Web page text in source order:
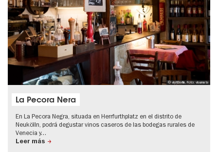
© visitBerlin, Foto: visumate
La Pecora Nera
En La Pecora Negra, situada en Herrfurthplatz en el distrito de
Neukölln, podrá degustar vinos caseros de las bodegas rurales de
Venecia y…
Leer más